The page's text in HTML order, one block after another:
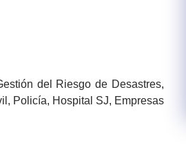
del Riesgo de Desastres,
Policía, Hospital SJ, Empresas